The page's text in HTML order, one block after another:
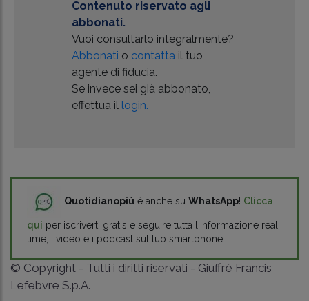
Contenuto riservato agli
abbonati.
Vuoi consultarlo integralmente?
Abbonati o contattail tuo
agente di fiducia.
Se invece sei già abbonato,
effettua il login.
Quotidianopiù è anche su WhatsApp! Clicca
qui per iscriverti gratis e seguire tutta l'informazione real
time, i video e i podcast sul tuo smartphone.
© Copyright - Tutti i diritti riservati - Giuffrè Francis
Lefebvre S.p.A.